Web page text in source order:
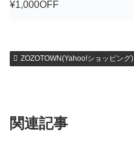
¥1,000OFF
ZOZOTOWN(Yahoo!ショッピング)
関連記事